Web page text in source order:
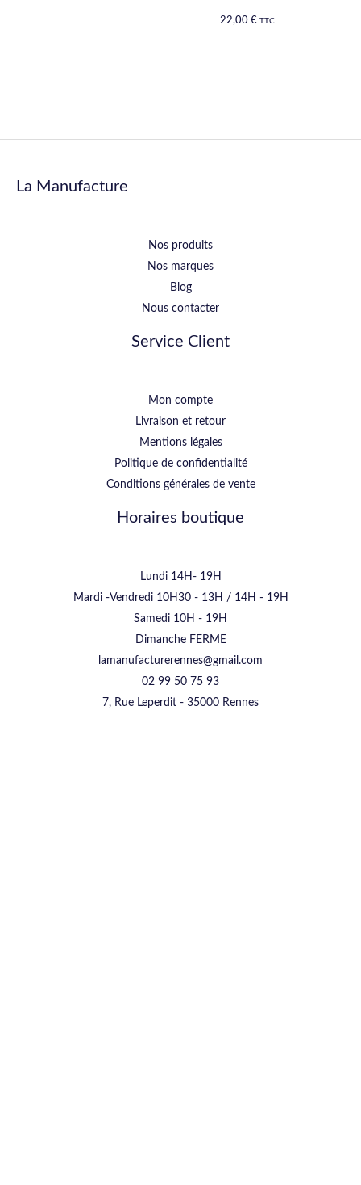
22,00€ TTC
La Manufacture
Nos produits
Nos marques
Blog
Nous contacter
Service Client
Mon compte
Livraison et retour
Mentions légales
Politique de confidentialité
Conditions générales de vente
Horaires boutique
Lundi 14H- 19H
Mardi -Vendredi 10H30 - 13H / 14H - 19H
Samedi 10H - 19H
Dimanche FERME
lamanufacturerennes@gmail.com
02 99 50 75 93
7, Rue Leperdit - 35000 Rennes